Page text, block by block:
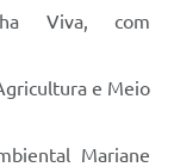
Viva, com
e Meio
Mariane